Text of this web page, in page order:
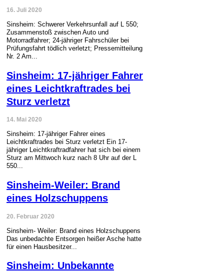
16. Juli 2020
Sinsheim: Schwerer Verkehrsunfall auf L 550;
Zusammenstoß zwischen Auto und
Motorradfahrer; 24-jähriger Fahrschüler bei
Prüfungsfahrt tödlich verletzt; Pressemitteilung
Nr. 2 Am...
Sinsheim: 17-jähriger Fahrer
eines Leichtkraftrades bei
Sturz verletzt
14. Mai 2020
Sinsheim: 17-jähriger Fahrer eines
Leichtkraftrades bei Sturz verletzt Ein 17-
jähriger Leichtkraftradfahrer hat sich bei einem
Sturz am Mittwoch kurz nach 8 Uhr auf der L
550...
Sinsheim-Weiler: Brand
eines Holzschuppens
20. Februar 2020
Sinsheim- Weiler: Brand eines Holzschuppens
Das unbedachte Entsorgen heißer Asche hatte
für einen Hausbesitzer...
Sinsheim: Unbekannte